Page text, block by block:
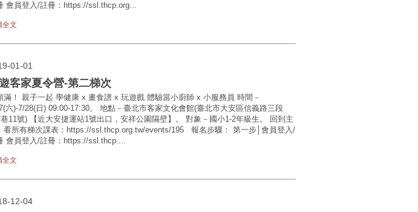
會員登入/註冊：https://ssl.thcp.org...
全文
01-01
客家夏令營-第二梯次
滿！ 親子一起 學健康 x 畫食譜 x 玩遊戲 體驗當小廚師 x 小服務員 時間－
六)-7/28(日) 09:00-17:30。 地點－臺北市客家文化會館(臺北市大安區信義路三段
巷11號) 【近大安捷運站1號出口，安祥公園隔壁】。 對象－國小1-2年級生。 回到主
看所有梯次課表：https://ssl.thcp.org.tw/events/195 報名步驟： 第一步│會員登入/
會員登入/註冊：https://ssl.thcp....
全文
12-04